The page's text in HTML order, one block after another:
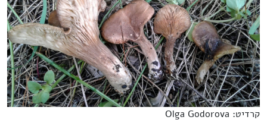
קרדיט: Olga Godorova